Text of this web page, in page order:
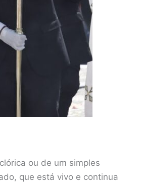
da Missa, decorreu a
do Corpo de Deus,
ou de um simples
que está vivo e continua